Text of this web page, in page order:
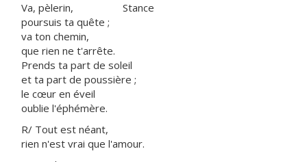
Va, pèlerin, Stance
poursuis ta quête ;
va ton chemin,
que rien ne t'arrête.
Prends ta part de soleil
et ta part de poussière ;
le cœur en éveil
oublie l'éphémère.
R/ Tout est néant,
rien n'est vrai que l'amour.